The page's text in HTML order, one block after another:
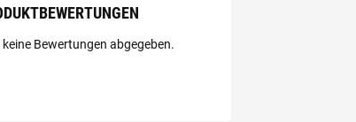
Bewertungen abgegeben.